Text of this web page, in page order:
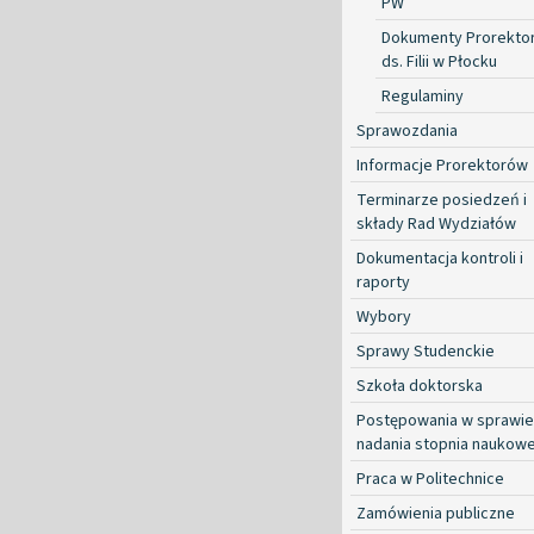
Dokumenty
ds. Filii w Płocku
Regulaminy
Sprawozdania
Informacje Prorektorów
Terminarze posiedzeń i
składy Rad Wydziałów
Dokumentacja kontroli i
raporty
Wybory
Sprawy Studenckie
Szkoła doktorska
Postępowania w sprawie
nadania stopnia
Praca w Politechnice
Zamówienia publiczne